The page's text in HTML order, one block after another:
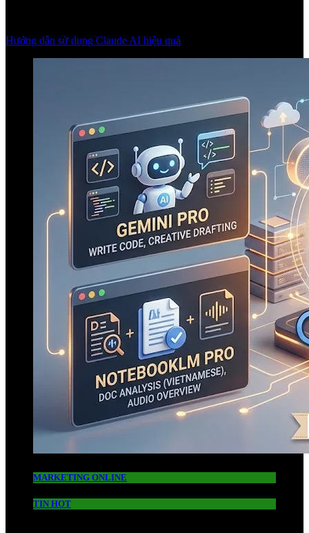
Hướng dẫn sử dụng Claude AI hiệu quả
MARKETING ONLINE
TIN HOT